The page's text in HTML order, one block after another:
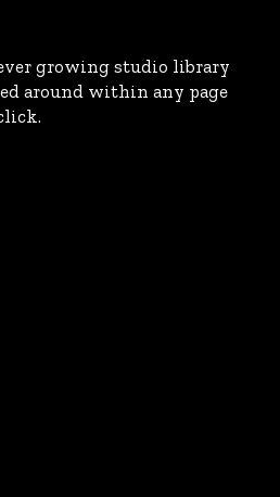
growing studio library
around within any page